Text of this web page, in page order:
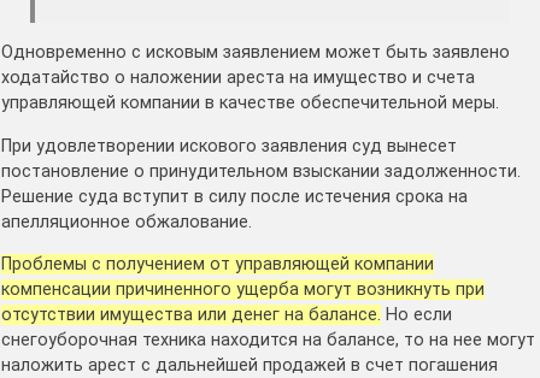
Одновременно с исковым заявлением может быть заявлено
ходатайство о наложении ареста на имущество и счета
управляющей компании в качестве обеспечительной меры.
При удовлетворении искового заявления суд вынесет
постановление о принудительном взыскании задолженности.
Решение суда вступит в силу после истечения срока на
апелляционное обжалование.
Проблемы с получением от управляющей компании
компенсации причиненного ущерба могут возникнуть при
отсутствии имущества или денег на балансе. Но если
снегоуборочная техника находится на балансе, то на нее могут
наложить арест с дальнейшей продажей в счет погашения